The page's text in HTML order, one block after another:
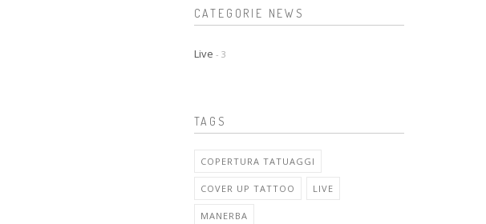
CATEGORIE NEWS
Live - 3
TAGS
COPERTURA TATUAGGI
COVER UP TATTOO LIVE
MANERBA